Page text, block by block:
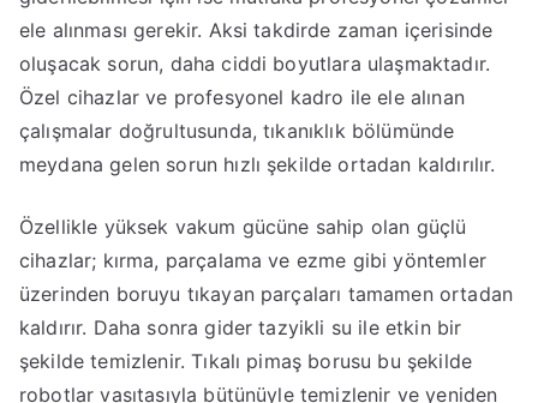
ele alınması gerekir. Aksi takdirde zaman içerisinde
oluşacak sorun, daha ciddi boyutlara ulaşmaktadır.
Özel cihazlar ve profesyonel kadro ile ele alınan
çalışmalar doğrultusunda, tıkanıklık bölümünde
meydana gelen sorun hızlı şekilde ortadan kaldırılır.
Özellikle yüksek vakum gücüne sahip olan güçlü
cihazlar; kırma, parçalama ve ezme gibi yöntemler
üzerinden boruyu tıkayan parçaları tamamen ortadan
kaldırır. Daha sonra gider tazyikli su ile etkin bir
şekilde temizlenir. Tıkalı pimaş borusu bu şekilde
robotlar vasıtasıyla bütünüyle temizlenir ve yeniden